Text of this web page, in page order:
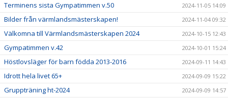
Terminens sista Gympatimmen v.50 2024-11-05 14:09
Bilder från värmlandsmästerskapen! 2024-11-04 09:32
Välkomna till Värmlandsmästerskapen 2024 2024-10-15 12:43
Gympatimmen v.42 2024-10-01 15:24
Höstlovsläger för barn födda 2013-2016 2024-09-11 14:43
Idrott hela livet 65+ 2024-09-09 15:22
Gruppträning ht-2024 2024-09-09 14:57